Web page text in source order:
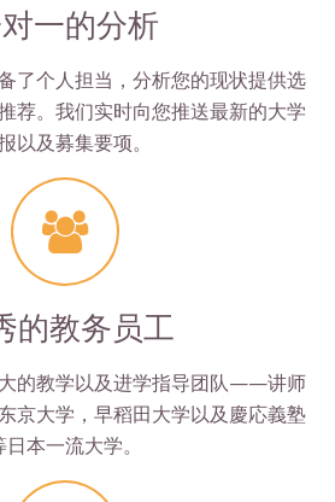
一的分析
了个人担当，分析您的现状提供选
荐。我们实时向您推送最新的大学
以及募集要项。
的教务员工
的教学以及进学指导团队——讲师
京大学，早稻田大学以及慶応義塾
日本一流大学。